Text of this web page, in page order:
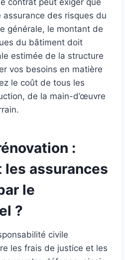
contrat peut exiger que
assurance des risques du
générale, le montant de
du bâtiment doit
estimée de la structure
vos besoins en matière
le coût de tous les
de la main-d’œuvre
:
assurances
le
?
civile
les frais de justice et les